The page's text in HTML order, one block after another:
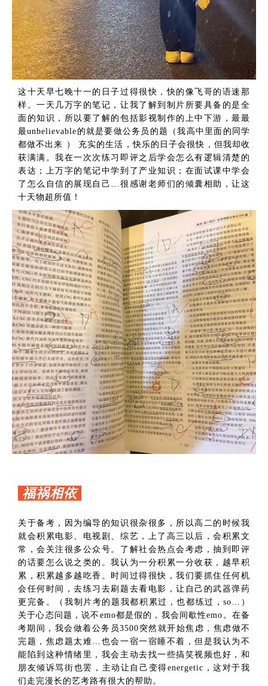
这十天早七晚十一的日子过得很快，快的像飞哥的语速那
样。一天几万字的笔记，让我了解到制片所要具备的是全
面的知识，所以要了解的包括影视制作的上中下游，最最
最unbelievable的就是要做公务员的题（我高中里面的同学
都做不出来 ） 充实的生活，快乐的日子会很快，但我却收
获满满。我在一次次练习即评之后学会怎么有逻辑清楚的
表达；上万字的笔记中学到了产业知识；在面试课中学会
了怎么自信的展现自己…很感谢老师们的倾囊相助，让这
十天物超所值！
福祸相依
关于备考，因为编导的知识很杂很多，所以高二的时候我
就会积累电影、电视剧、综艺，上了高三以后，会积累文
常，会关注很多公众号。了解社会热点会考虑，抽到即评
的话要怎么说之类的。我认为一分积累一分收获，越早积
累，积累越多越吃香。时间过得很快，我们要抓住任何机
会任何时间，去练习去刷题去看电影，让自己的武器弹药
更完备。（我制片考的题我都积累过，也都练过，so…）
关于心态问题，说不emo都是假的，我会间歇性emo。在备
考期间，我会做着公务员3500突然就开始焦虑，焦虑做不
完题，焦虑题太难…也会一宿一宿睡不着，但是我认为不
能陷到这种情绪里，我会主动去找一些搞笑视频也好，和
朋友倾诉骂街也罢，主动让自己变得energetic，这对于我
们走完漫长的艺考路有很大的帮助。